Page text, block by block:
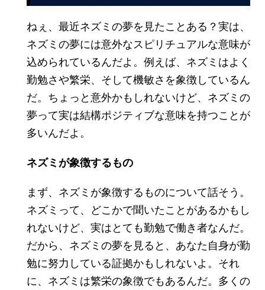
ねぇ、最近ネズミの夢を見たことある？実は、
ネズミの夢には意外なスピリチュアルな意味が
込められているんだよ。例えば、ネズミはよく
勤勉さや繁栄、そして機敏さを象徴しているん
だ。ちょっと意外かもしれないけど、ネズミの
夢って実は結構ポジティブな意味を持つことが
多いんだよ。
ネズミが象徴するもの
まず、ネズミが象徴するものについて話そう。
ネズミって、どこかで聞いたことがあるかもし
れないけど、実はとても勤勉で働き者なんだ。
だから、ネズミの夢を見ると、あなた自身が勤
勉に努力している証拠かもしれないよ。それ
に、ネズミは繁栄の象徴でもあるんだ。多くの